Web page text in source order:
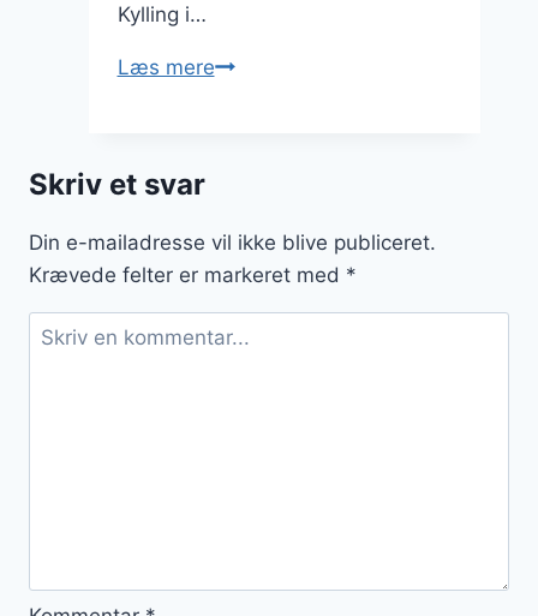
Kylling i…
Læs mereKylling
Skriv et svar
Din e-mailadresse vil ikke blive publiceret.
Krævede felter er markeret med *